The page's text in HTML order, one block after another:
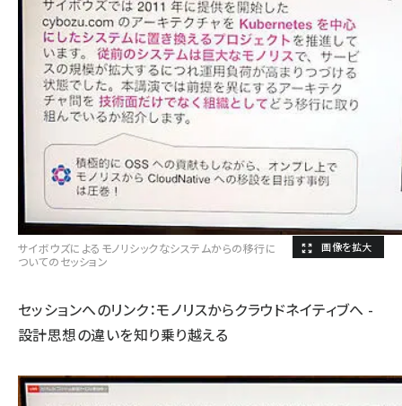
サイボウズによるモノリシックなシステムからの移行に
ついてのセッション
セッションへのリンク：モノリスからクラウドネイティブへ -
設計思想の違いを知り乗り越える